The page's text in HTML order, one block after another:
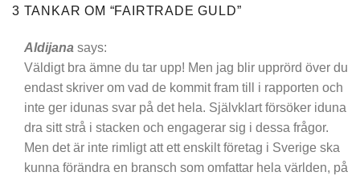
3 TANKAR OM “FAIRTRADE GULD”
Aldijana says:
Väldigt bra ämne du tar upp! Men jag blir upprörd över du
endast skriver om vad de kommit fram till i rapporten och
inte ger idunas svar på det hela. Självklart försöker iduna
dra sitt strå i stacken och engagerar sig i dessa frågor.
Men det är inte rimligt att ett enskilt företag i Sverige ska
kunna förändra en bransch som omfattar hela världen, på